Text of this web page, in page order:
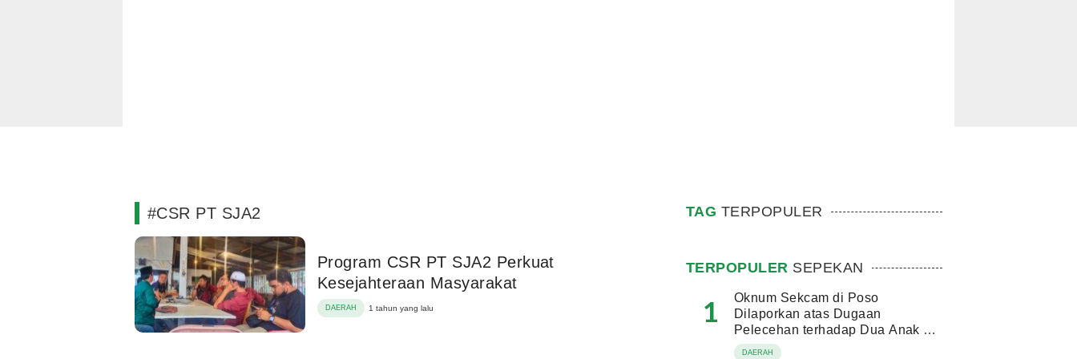
#CSR PT SJA2
Program CSR PT SJA2 Perkuat
Kesejahteraan Masyarakat
DAERAH 1 tahun yang lalu
TAG TERPOPULER
TERPOPULER SEPEKAN
1
Oknum Sekcam di Poso
Dilaporkan atas Dugaan
Pelecehan terhadap Dua Anak di
Bawah Umur
DAERAH